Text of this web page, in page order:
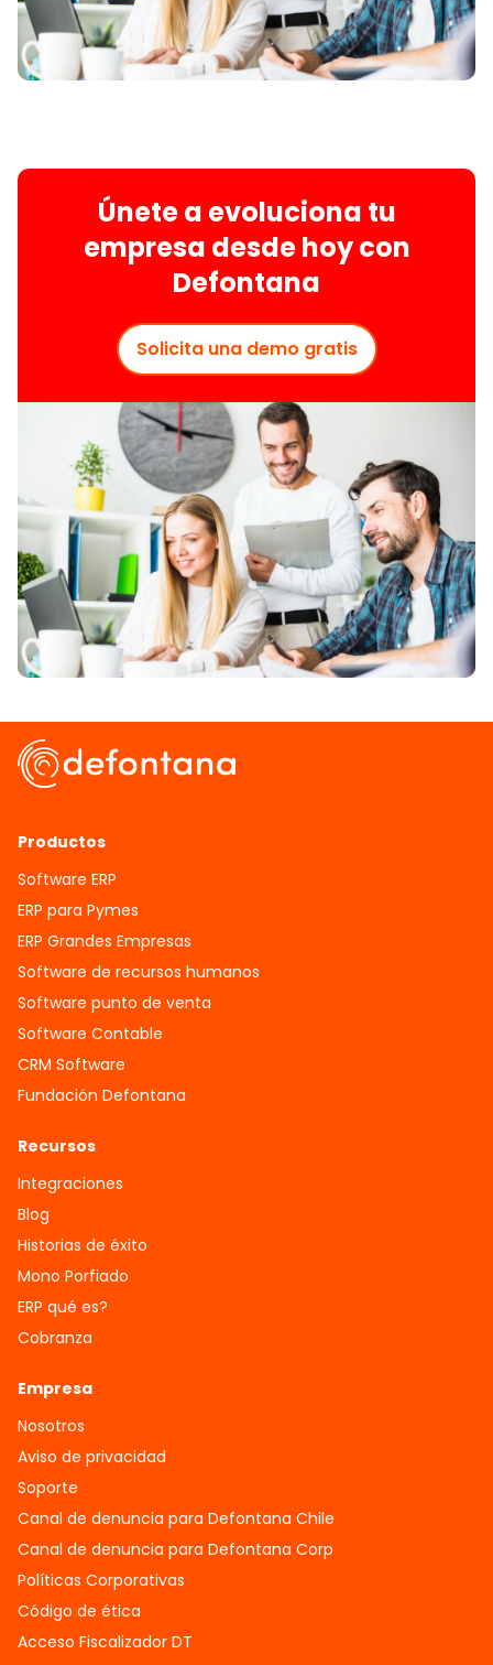
Únete a evoluciona tu
empresa desde hoy con
Defontana
Solicita una demo gratis
Productos
Software ERP
ERP para Pymes
ERP Grandes Empresas
Software de recursos humanos
Software punto de venta
Software Contable
CRM Software
Fundación Defontana
Recursos
Integraciones
Blog
Historias de éxito
Mono Porfiado
ERP qué es?
Cobranza
Empresa
Nosotros
Aviso de privacidad
Soporte
Canal de denuncia para Defontana Chile
Canal de denuncia para Defontana Corp
Políticas Corporativas
Código de ética
Acceso Fiscalizador DT